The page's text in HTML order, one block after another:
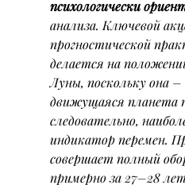
психологически
анализа. Ключевой
прогностической
делается на
Луны, поскольку она
движущаяся планета
следовательно,
индикатор перемен.
совершает полный
примерно за 27–28